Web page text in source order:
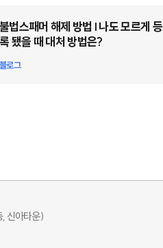
불법스패머 해제 방법 I 나도 모르게 등
록 됐을 때 대처 방법은?
블로그
신아타운)